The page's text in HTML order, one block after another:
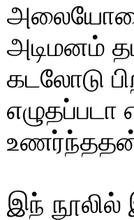
அடிமனம்
கடலோடு
எழுதப்படா
இந் நூலில்